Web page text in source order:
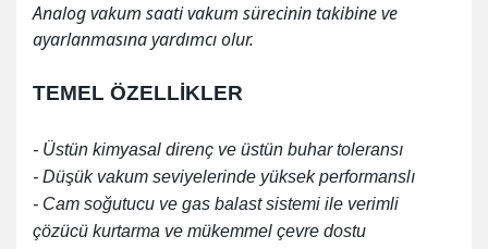
Analog vakum saati vakum sürecinin takibine ve
ayarlanmasına yardımcı olur.
TEMEL ÖZELLİKLER
- Üstün kimyasal direnç ve üstün buhar toleransı
- Düşük vakum seviyelerinde yüksek performanslı
- Cam soğutucu ve gas balast sistemi ile verimli
çözücü kurtarma ve mükemmel çevre dostu